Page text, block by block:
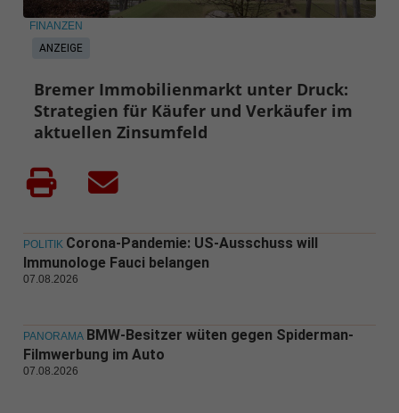
ANZEIGE
FINANZEN
Bremer Immobilienmarkt unter Druck:
Strategien für Käufer und Verkäufer im
aktuellen Zinsumfeld
POLITIK Corona-Pandemie: US-Ausschuss will
Immunologe Fauci belangen
07.08.2026
PANORAMA BMW-Besitzer wüten gegen Spiderman-
Filmwerbung im Auto
07.08.2026